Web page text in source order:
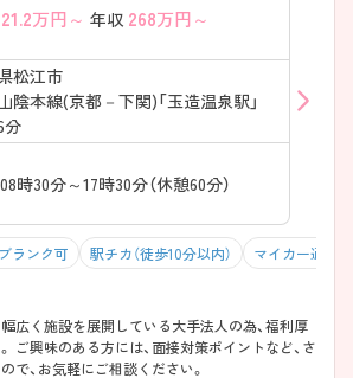
21.2万円～ 年収 268万円～
松江市
陰本線(京都－下関)「玉造温泉駅」
分
時30分～17時30分（休憩60分）
ランク可 駅チカ（徒歩10分以内） マイカー通勤
広く施設を展開している大手法人の為、福利厚
で、お気軽にご相談ください。